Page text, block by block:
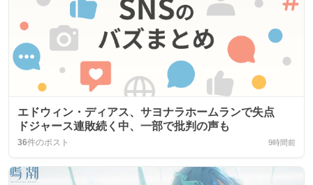
エドウィン・ディアス、サヨナラホームランで失点
ドジャース連敗続く中、一部で批判の声も
36件のポスト 9時間前